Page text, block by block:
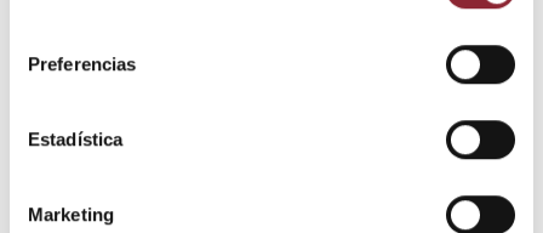
Preferencias
Estadística
Marketing